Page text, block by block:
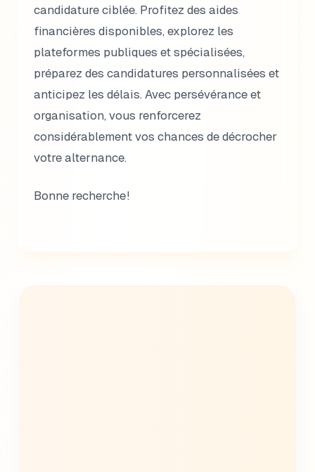
candidature ciblée. Profitez des aides
financières disponibles, explorez les
plateformes publiques et spécialisées,
préparez des candidatures personnalisées et
anticipez les délais. Avec persévérance et
organisation, vous renforcerez
considérablement vos chances de décrocher
votre alternance.
Bonne recherche !